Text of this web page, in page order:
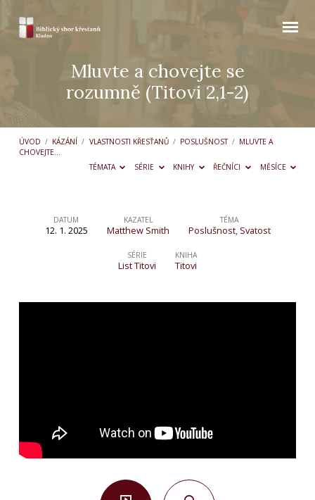
Mluvte a chovejte se
rozumně (Titovi 2,1-2)
ÚVOD / KÁZÁNÍ / VLASTNOSTI KŘESŤANŮ / POSLUŠNOST / MLUVTE A
CHOVEJTE…
TÉMATA
SÉRIE KNIHY ŘEČNÍCI MĚSÍCE
Mluvte
se
DATUM
12. 1. 2025
KAZATEL
Matthew Smith
TÉMA
Poslušnost, Svatost
SÉRIE
List Titovi
KNIHA
Titovi